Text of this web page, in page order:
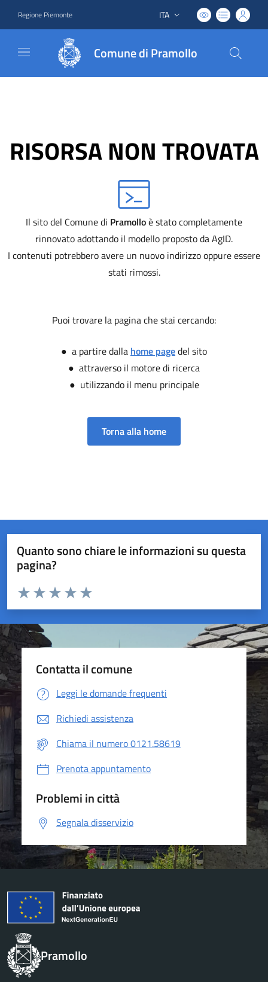
Regione Piemonte Lingua attiva:
ITA
Comune di Pramollo
RISORSA NON TROVATA
Il sito del Comune di Pramolloè stato completamente
rinnovato adottando il modello proposto da AgID.
I contenuti potrebbero avere un nuovo indirizzo oppure essere
stati rimossi.
Puoi trovare la pagina che stai cercando:
● a partire dalla home pagedel sito
● attraverso il motore di ricerca
● utilizzando il menu principale
Torna alla home
Quanto sono chiare le informazioni su questa
pagina?
Valuta da 1 a 5 stelle la pagina
Valuta 5 stelle su 5
Valuta 4 stelle su 5
Valuta 3 stelle su 5
Valuta 2 stelle su 5
Valuta 1 stelle su 5
Contatta il comune
Leggi le domande frequenti
Richiedi assistenza
Chiama il numero 0121.58619
Prenota appuntamento
Problemi in città
Segnala disservizio
Pramollo